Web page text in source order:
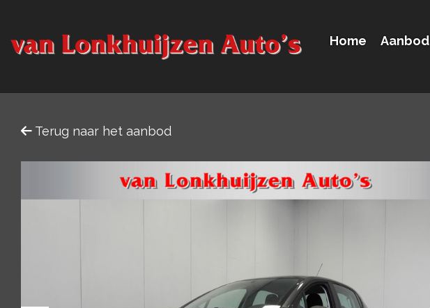
Home Aanbod
Terug naar het aanbod